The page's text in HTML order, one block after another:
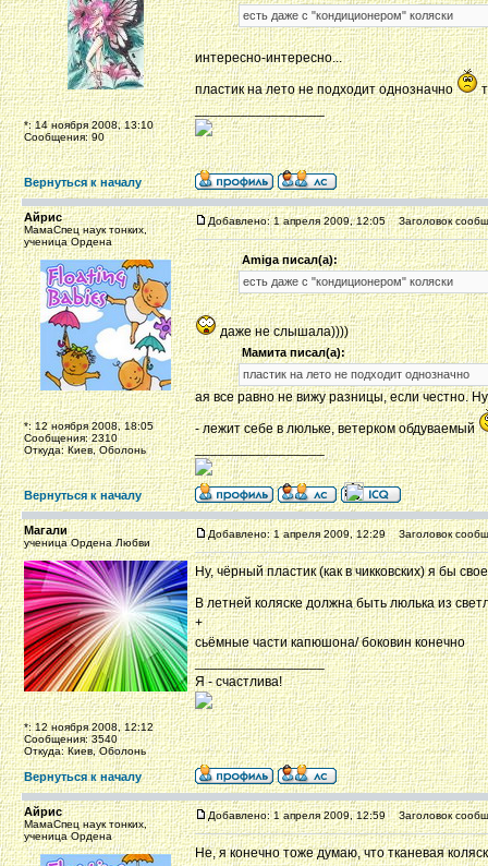
*: 14 ноября 2008, 13:10
Сообщения: 90
есть даже с "кондиционером" коляски
интересно-интересно...
пластик на лето не подходит однозначно
_________________
Вернуться к началу
Айрис
МамаСпец наук тонких,
ученица Ордена
*: 12 ноября 2008, 18:05
Сообщения: 2310
Откуда: Киев, Оболонь
Добавлено: 1 апреля 2009, 12:05 Заголовок
Amiga писал(а):
есть даже с "кондиционером" коляски
даже не слышала))))
Мамита писал(а):
пластик на лето не подходит однозначно
ая все равно не вижу разницы, если честно.
- лежит себе в люльке, ветерком обдуваемый
_________________
Вернуться к началу
Магали
ученица Ордена Любви
*: 12 ноября 2008, 12:12
Сообщения: 3540
Откуда: Киев, Оболонь
Добавлено: 1 апреля 2009, 12:29 Заголовок
Ну, чёрный пластик (как в чикковских) я бы
В летней коляске должна быть люлька из
+
сьёмные части капюшона/ боковин конечно
_________________
Я - счастлива!
Вернуться к началу
Айрис
МамаСпец наук тонких,
ученица Ордена
Добавлено: 1 апреля 2009, 12:59 Заголовок
Не, я конечно тоже думаю, что тканевая